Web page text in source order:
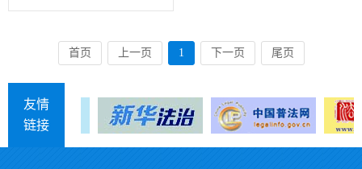
首页 上一页 1 下一页 尾页
友情
链接